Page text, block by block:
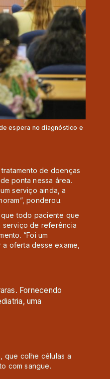
espera no diagnóstico e
de doenças
ponta nessa área.
serviço ainda, a
ponderou.
todo paciente que
serviço de referência
“Foi um
oferta desse exame,
Fornecendo
uma
que colhe células a
com sangue.